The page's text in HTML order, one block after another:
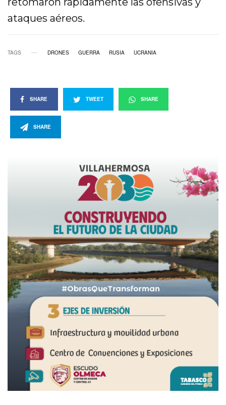
ataques aéreos.
TAGS DRONES GUERRA RUSIA UCRANIA
SHARE TWEET SHARE
SHARE